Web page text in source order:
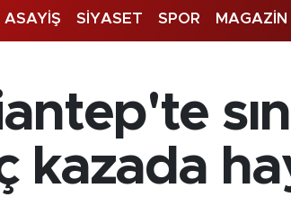
ASAYİŞ SİYASET SPOR MAGAZİN
kazada
ve Fikstür